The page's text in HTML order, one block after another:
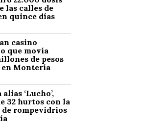
las calles de
quince días
casino
que movía
de pesos
en Montería
‘Lucho’,
32 hurtos con la
de rompevidrios